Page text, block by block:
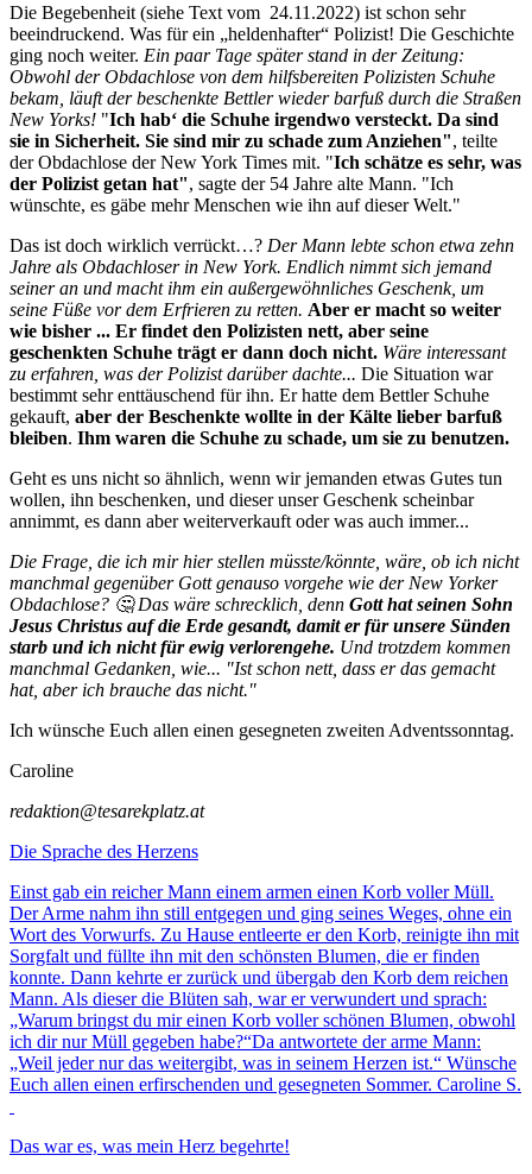
Die Begebenheit (siehe Text vom 24.11.2022) ist schon sehr
beeindruckend. Was für ein „heldenhafter“ Polizist! Die Geschichte
ging noch weiter. Ein paar Tage später stand in der Zeitung:
Obwohl der Obdachlose von dem hilfsbereiten Polizisten Schuhe
bekam, läuft der beschenkte Bettler wieder barfuß durch die Straßen
New Yorks! "Ich hab‘ die Schuhe irgendwo versteckt. Da sind
sie in Sicherheit. Sie sind mir zu schade zum Anziehen", teilte
der Obdachlose der New York Times mit. "Ich schätze es sehr, was
der Polizist getan hat", sagte der 54 Jahre alte Mann. "Ich
wünschte, es gäbe mehr Menschen wie ihn auf dieser Welt."
Das ist doch wirklich verrückt…? Der Mann lebte schon etwa zehn
Jahre als Obdachloser in New York. Endlich nimmt sich jemand
seiner an und macht ihm ein außergewöhnliches Geschenk, um
seine Füße vor dem Erfrieren zu retten. Aber er macht so weiter
wie bisher ... Er findet den Polizisten nett, aber seine
geschenkten Schuhe trägt er dann doch nicht. Wäre interessant
zu erfahren, was der Polizist darüber dachte... Die Situation war
bestimmt sehr enttäuschend für ihn. Er hatte dem Bettler Schuhe
gekauft, aber der Beschenkte wollte in der Kälte lieber barfuß
bleiben. Ihm waren die Schuhe zu schade, um sie zu benutzen.
Geht es uns nicht so ähnlich, wenn wir jemanden etwas Gutes tun
wollen, ihn beschenken, und dieser unser Geschenk scheinbar
annimmt, es dann aber weiterverkauft oder was auch immer...
Die Frage, die ich mir hier stellen müsste/könnte, wäre, ob ich nicht
manchmal gegenüber Gott genauso vorgehe wie der New Yorker
Obdachlose? 🤔 Das wäre schrecklich, denn Gott hat seinen Sohn
Jesus Christus auf die Erde gesandt, damit er für unsere Sünden
starb und ich nicht für ewig verlorengehe. Und trotzdem kommen
manchmal Gedanken, wie... "Ist schon nett, dass er das gemacht
hat, aber ich brauche das nicht."
Ich wünsche Euch allen einen gesegneten zweiten Adventssonntag.
Caroline
redaktion@tesarekplatz.at
Die Sprache des Herzens
Einst gab ein reicher Mann einem armen einen Korb voller Müll.
Der Arme nahm ihn still entgegen und ging seines Weges, ohne ein
Wort des Vorwurfs. Zu Hause entleerte er den Korb, reinigte ihn mit
Sorgfalt und füllte ihn mit den schönsten Blumen, die er finden
konnte. Dann kehrte er zurück und übergab den Korb dem reichen
Mann. Als dieser die Blüten sah, war er verwundert und sprach:
„Warum bringst du mir einen Korb voller schönen Blumen, obwohl
ich dir nur Müll gegeben habe?“Da antwortete der arme Mann:
„Weil jeder nur das weitergibt, was in seinem Herzen ist.“ Wünsche
Euch allen einen erfirschenden und gesegneten Sommer. Caroline S.
Das war es, was mein Herz begehrte!